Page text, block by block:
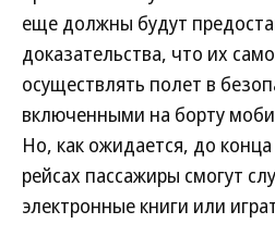
еще должны будут
доказательства, что их
осуществлять полет в
включенными на борту
Но, как ожидается, до
рейсах пассажиры смогут
электронные книги или